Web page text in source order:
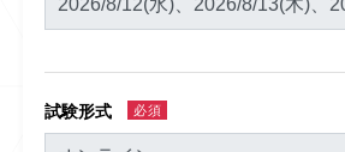
試験形式 必須